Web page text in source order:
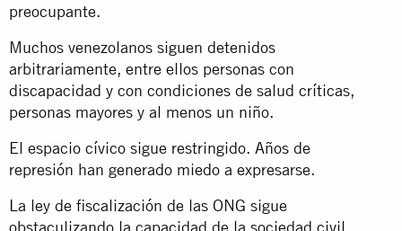
preocupante.
Muchos venezolanos siguen detenidos
arbitrariamente, entre ellos personas con
discapacidad y con condiciones de salud críticas,
personas mayores y al menos un niño.
El espacio cívico sigue restringido. Años de
represión han generado miedo a expresarse.
La ley de fiscalización de las ONG sigue
obstaculizando la capacidad de la sociedad civil